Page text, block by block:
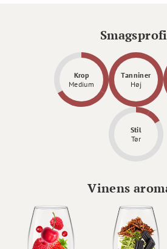
Krop
Medium
Tanniner
Høj
Stil
Tør
Vinens